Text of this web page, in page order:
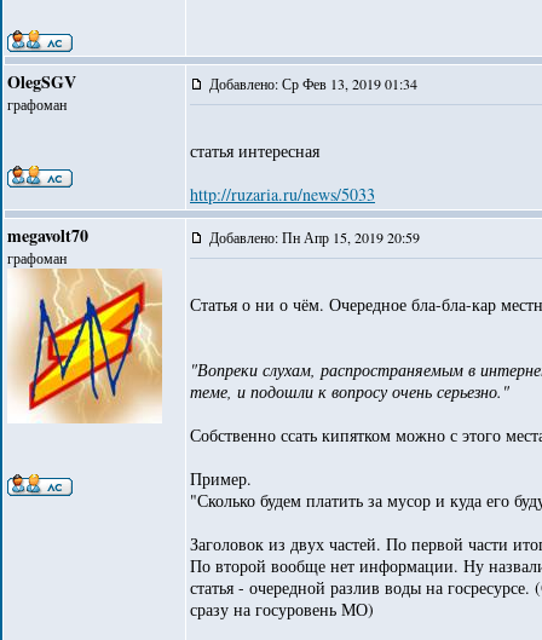
OlegSGV
графоман
Добавлено: Ср Фев 13, 2019 01:34
статья интересная
http://ruzaria.ru/news/5033
megavolt70
графоман
Добавлено: Пн Апр 15, 2019 20:59
Статья о ни о чём. Очередное бла-бла-кар
"Вопреки слухам, распространяемым в
теме, и подошли к вопросу очень серьезно."
Собственно ссать кипятком можно с этого
Пример.
"Сколько будем платить за мусор и куда его
Заголовок из двух частей. По первой части
По второй вообще нет информации. Ну
статья - очередной разлив воды на
сразу на госуровень МО)